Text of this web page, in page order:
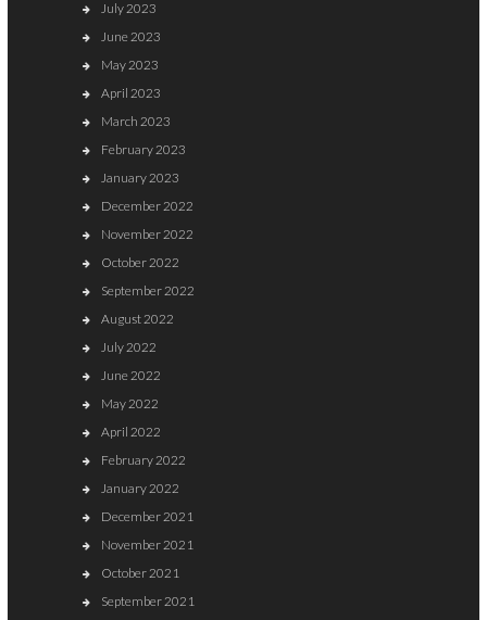
July 2023
June 2023
May 2023
April 2023
March 2023
February 2023
January 2023
December 2022
November 2022
October 2022
September 2022
August 2022
July 2022
June 2022
May 2022
April 2022
February 2022
January 2022
December 2021
November 2021
October 2021
September 2021